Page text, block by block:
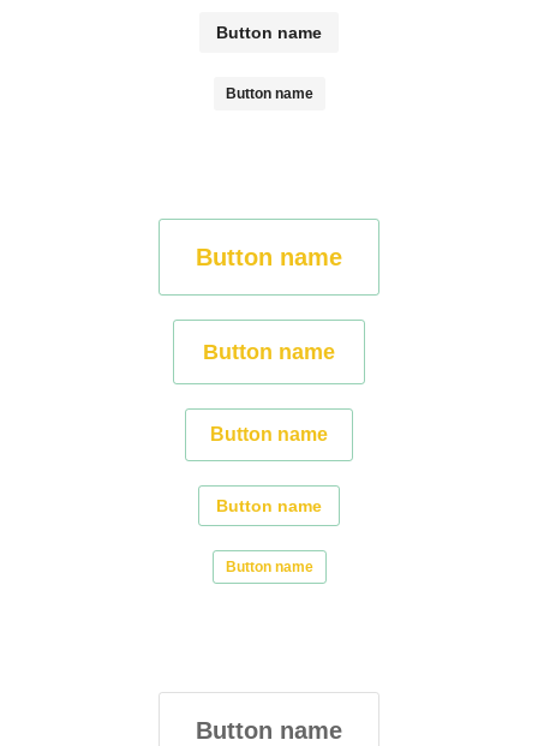
Button name
Button name
Button name
Button name
Button name
Button name
Button name
Button name